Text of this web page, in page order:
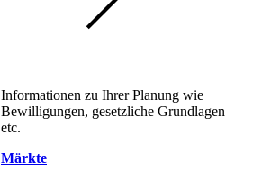
Informationen zu Ihrer Planung wie
Bewilligungen, gesetzliche Grundlagen
etc.
Märkte